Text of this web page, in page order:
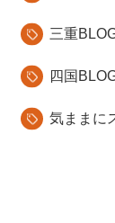
三重
四国
気ままに